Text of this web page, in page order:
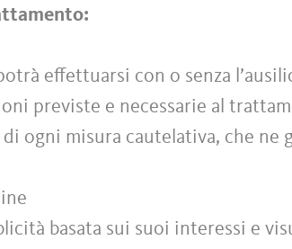
effettuarsi con o senza
previste e necessarie al
di ogni misura cautelativa, che ne
basata sui suoi interessi e